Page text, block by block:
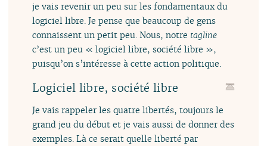
je vais revenir un peu sur les fondamentaux du
logiciel libre. Je pense que beaucoup de gens
connaissent un petit peu. Nous, notre tagline
c’est un peu « logiciel libre, société libre »,
puisqu’on s’intéresse à cette action politique.
Logiciel libre, société libre
Je vais rappeler les quatre libertés, toujours le
grand jeu du début et je vais aussi de donner des
exemples. Là ce serait quelle liberté par